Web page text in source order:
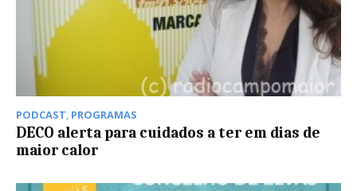
PODCAST PROGRAMAS
DECO alerta para cuidados a ter em dias de
maior calor